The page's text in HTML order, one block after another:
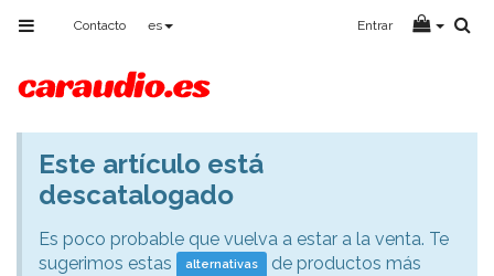
Toggle
navigation
Contacto es Entrar
Aviso
Este artículo está
descatalogado
Es poco probable que vuelva a estar a la venta. Te
sugerimos estas
alternativas
de productos más